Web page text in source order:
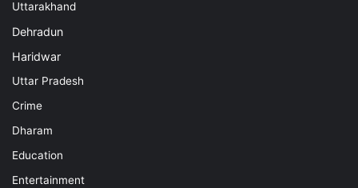
Uttarakhand
Dehradun
Haridwar
Uttar Pradesh
Crime
Dharam
Education
Entertainment